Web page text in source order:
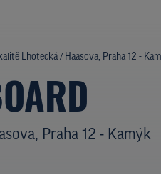
Lhotecká / Haasova, Praha 12 -
Praha 12 - Kamýk